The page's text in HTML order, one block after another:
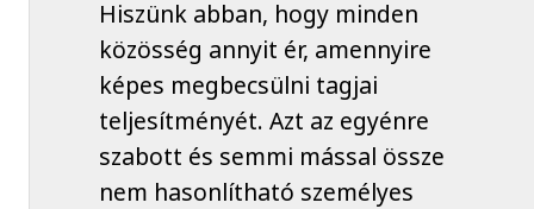
Hiszünk abban, hogy minden
közösség annyit ér, amennyire
képes megbecsülni tagjai
teljesítményét. Azt az egyénre
szabott és semmi mással össze
nem hasonlítható személyes